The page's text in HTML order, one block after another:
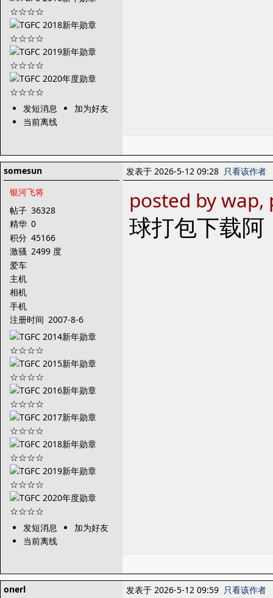
发短消息
加为好友
当前离线
somesun
银河飞将
帖子 36328
精华 0
积分 45166
激骚 2499 度
爱车
主机
相机
手机
注册时间 2007-8-6
发短消息
加为好友
当前离线
发表于 2026-5-12 09:28 只看该作者
posted by
球打包下载阿
onerl
发表于 2026-5-12 09:59 只看该作者